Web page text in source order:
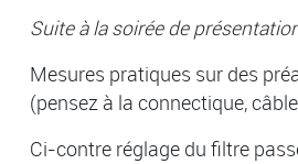
Suite à la soirée de
Mesures pratiques sur des
(pensez à la connectique,
Ci-contre réglage du filtre